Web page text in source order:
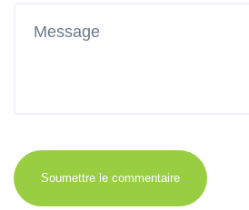
Soumettre le commentaire